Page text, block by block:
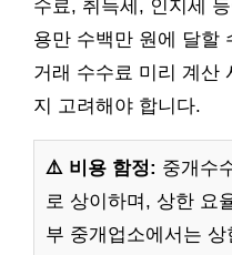
수료, 취득세, 인지세
용만 수백만 원에 달할
거래 수수료 미리 계산
지 고려해야 합니다.
⚠️ 비용 함정: 중개수
로 상이하며, 상한 요
부 중개업소에서는